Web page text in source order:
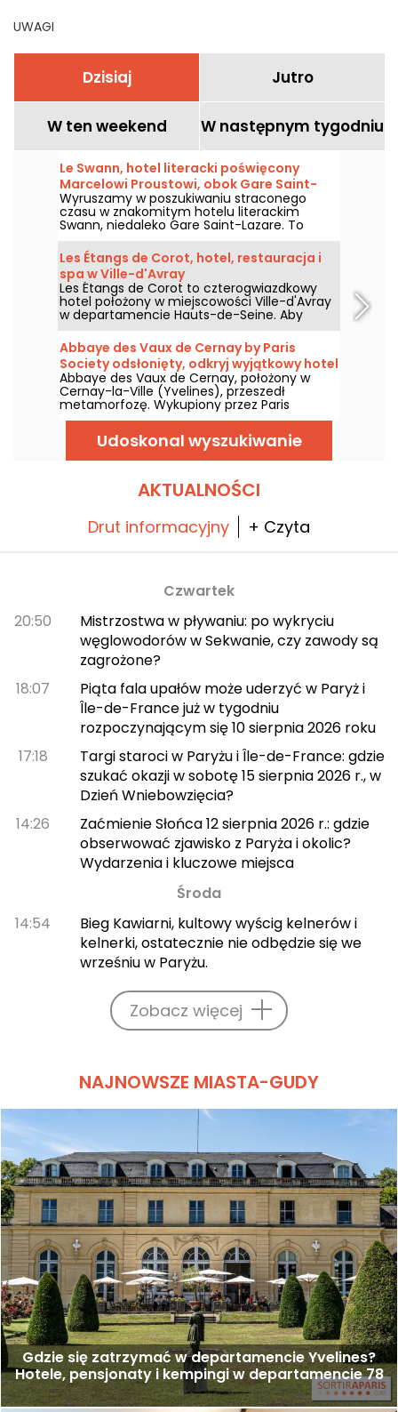
UWAGI
Dzisiaj Jutro
W ten weekend W następnym tygodniu
Le Swann, hotel literacki poświęcony
Marcelowi Proustowi, obok Gare Saint-
Lazare
Wyruszamy w poszukiwaniu straconego
czasu w znakomitym hotelu literackim
Swann, niedaleko Gare Saint-Lazare. To
miejsce poświęcone Marcelowi Proustowi,
pierwszy hotel literacki tej marki!
Les Étangs de Corot, hotel, restauracja i
spa w Ville-d'Avray
Les Étangs de Corot to czterogwiazdkowy
hotel położony w miejscowości Ville-d'Avray
w departamencie Hauts-de-Seine. Aby
naładować baterie i zrelaksować się, przyjedź
i odkryj ten nowy Relais & Châteaux w jego
bukolicznym otoczeniu, który oferuje również
restaurację nagrodzoną gwiazdką Michelin,
spa i kawiarnię.
Abbaye des Vaux de Cernay by Paris
Society odsłonięty, odkryj wyjątkowy hotel
Abbaye des Vaux de Cernay, położony w
Cernay-la-Ville (Yvelines), przeszedł
metamorfozę. Wykupiony przez Paris
Society, jest prawdziwym luksusowym
hotelem z wieloma atutami, w tym nie mniej
niż 4 restauracjami i 2 barami. Zabierzemy
Cię na odkrywczą wycieczkę.
Udoskonal wyszukiwanie
AKTUALNOŚCI
Drut informacyjny + Czyta
Czwartek
20:50
Mistrzostwa w pływaniu: po wykryciu
węglowodorów w Sekwanie, czy zawody są
zagrożone?
18:07
Piąta fala upałów może uderzyć w Paryż i
Île-de-France już w tygodniu
rozpoczynającym się 10 sierpnia 2026 roku
17:18
Targi staroci w Paryżu i Île-de-France: gdzie
szukać okazji w sobotę 15 sierpnia 2026 r., w
Dzień Wniebowzięcia?
14:26
Zaćmienie Słońca 12 sierpnia 2026 r.: gdzie
obserwować zjawisko z Paryża i okolic?
Wydarzenia i kluczowe miejsca
Środa
14:54
Bieg Kawiarni, kultowy wyścig kelnerów i
kelnerki, ostatecznie nie odbędzie się we
wrześniu w Paryżu.
Zobacz więcej
NAJNOWSZE MIASTA-GUDY
Gdzie się zatrzymać w departamencie Yvelines?
Hotele, pensjonaty i kempingi w departamencie 78